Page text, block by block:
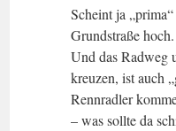
Scheint ja
Grundstraße hoch.
Und das Radweg
kreuzen, ist auch
Rennradler
– was sollte da